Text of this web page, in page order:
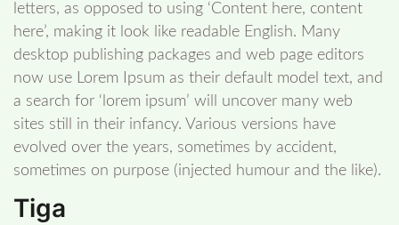
letters, as opposed to using ‘Content here, content
here’, making it look like readable English. Many
desktop publishing packages and web page editors
now use Lorem Ipsum as their default model text, and
a search for ‘lorem ipsum’ will uncover many web
sites still in their infancy. Various versions have
evolved over the years, sometimes by accident,
sometimes on purpose (injected humour and the like).
Tiga